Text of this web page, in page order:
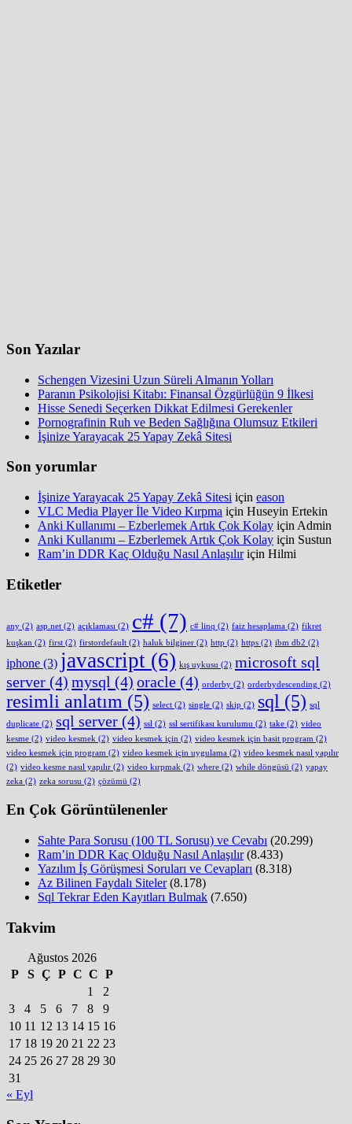
Son Yazılar
Schengen Vizesini Uzun Süreli Almanın Yolları
Paranın Psikolojisi Kitabı: Finansal Özgürlüğün 9 İlkesi
Hisse Senedi Seçerken Dikkat Edilmesi Gerekenler
Pornografinin Ruh ve Beden Sağlığına Olumsuz Etkileri
İşinize Yarayacak 25 Yapay Zekâ Sitesi
Son yorumlar
İşinize Yarayacak 25 Yapay Zekâ Sitesi için eason
VLC Media Player İle Video Kırpma için Huseyin Ertekin
Anki Kullanımı – Ezberlemek Artık Çok Kolay için Admin
Anki Kullanımı – Ezberlemek Artık Çok Kolay için Sustun
Ram’in DDR Kaç Olduğu Nasıl Anlaşılıriçin Hilmi
Etiketler
any (2) asp.net (2) açıklaması (2) c# (7) c# linq (2) faiz hesaplama (2) fikret
kuşkan (2) first (2) firstordefault (2) haluk bilginer (2) http (2) https (2) ibm db2 (2)
iphone (3) javascript (6) kış uykusu (2) microsoft sql
server (4) mysql (4) oracle (4) orderby (2) orderbydescending (2)
resimli anlatım (5) select (2) single (2) skip (2) sql (5) sql
duplicate (2) sql server (4) ssl (2) ssl sertifikası kurulumu (2) take (2) video
kesme (2) video kesmek (2) video kesmek için (2) video kesmek için basit program (2)
video kesmek için program (2) video kesmek için uygulama (2) video kesmek nasıl yapılır
(2) video kesme nasıl yapılır (2) video kırpmak (2) where (2) while döngüsü (2) yapay
zeka (2) zeka sorusu (2) çözümü (2)
En Çok Görüntülenenler
Sahte Para Sorusu (100 TL Sorusu) ve Cevabı (20.299)
Ram’in DDR Kaç Olduğu Nasıl Anlaşılır (8.433)
Yazılım İş Görüşmesi Soruları ve Cevapları (8.318)
Az Bilinen Faydalı Siteler (8.178)
Sql Tekrar Eden Kayıtları Bulmak (7.650)
Takvim
Ağustos 2026
P
S Ç P C C P
1
2
3
4 5 6 7 8
9
10 11 12 13 14 15 16
17 18 19 20 21 22 23
24 25 26 27 28 29 30
31
« Eyl